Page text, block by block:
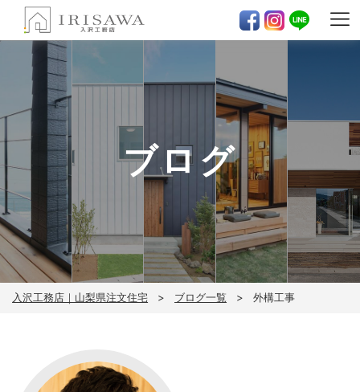
ブログ
入沢工務店｜山梨県注文住宅 ブログ一覧 外構工事